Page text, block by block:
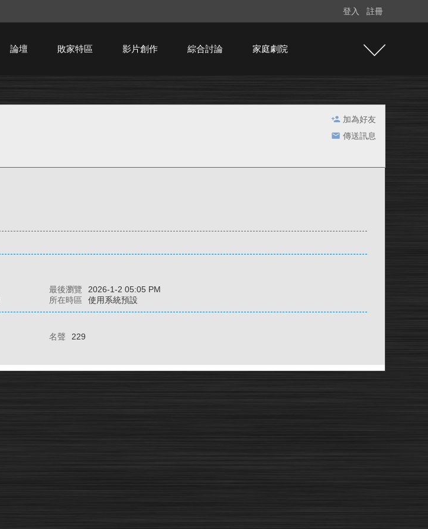
登入 註冊
論壇 敗家特區 影片創作 綜合討論 家庭劇院
加為好友
傳送訊息
最後瀏覽
2026-1-2 05:05 PM
所在時區 使用系統預設
名聲
229